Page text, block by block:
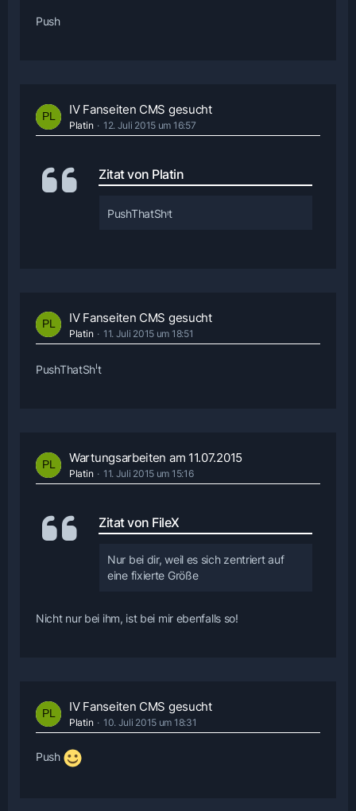
Push
IV Fanseiten CMS gesucht
Platin 12. Juli 2015 um 16:57
Zitat von Platin
PushThatShıt
IV Fanseiten CMS gesucht
Platin 11. Juli 2015 um 18:51
PushThatShıt
Wartungsarbeiten am 11.07.2015
Platin 11. Juli 2015 um 15:16
Zitat von FileX
Nur bei dir, weil es sich zentriert auf
eine fixierte Größe
Nicht nur bei ihm, ist bei mir ebenfalls so!
IV Fanseiten CMS gesucht
Platin 10. Juli 2015 um 18:31
Push